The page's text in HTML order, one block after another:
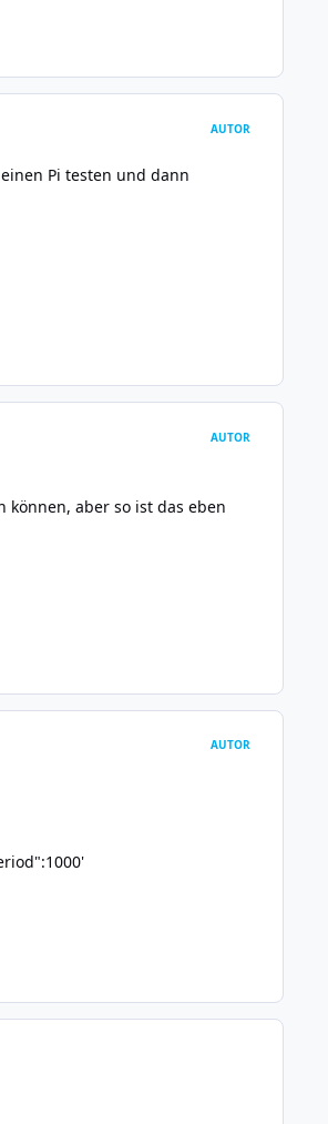
AUTOR
Pi testen und dann
AUTOR
können, aber so ist das eben
AUTOR